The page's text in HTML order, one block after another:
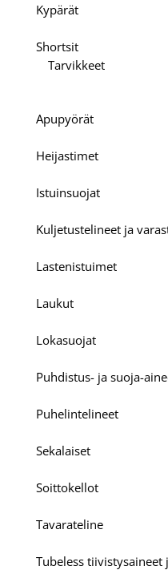
Kypärät
Shortsit
Tarvikkeet
Apupyörät
Heijastimet
Istuinsuojat
Kuljetustelineet ja
Lastenistuimet
Laukut
Lokasuojat
Puhdistus- ja suoja-
Puhelintelineet
Sekalaiset
Soittokellot
Tavarateline
Tubeless tiivistysaineet